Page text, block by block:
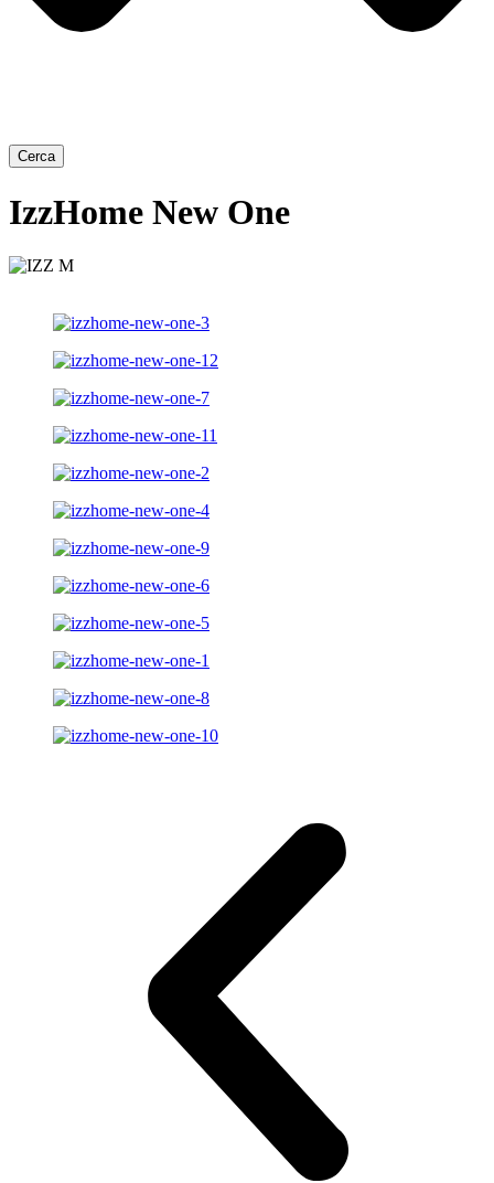
Cerca
IzzHome New One